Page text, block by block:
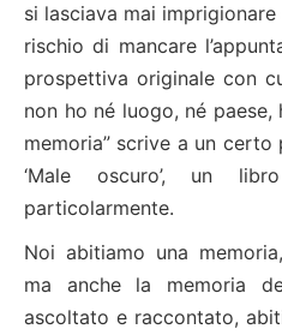
si lasciava mai
rischio di mancare
prospettiva originale con
non ho né luogo, né
memoria” scrive a un
‘Male oscuro’, un
particolarmente.
Noi abitiamo una
ma anche la memoria
ascoltato e raccontato,